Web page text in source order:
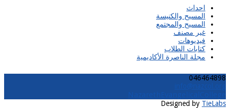
احداث
المسيح والكنيسة
المسيح والمجتمع
غير مصنف
فيديوهات
كتابات الطلاب
مجلة الناصرة الأكاديمية
046464898
Designed by TieLabs